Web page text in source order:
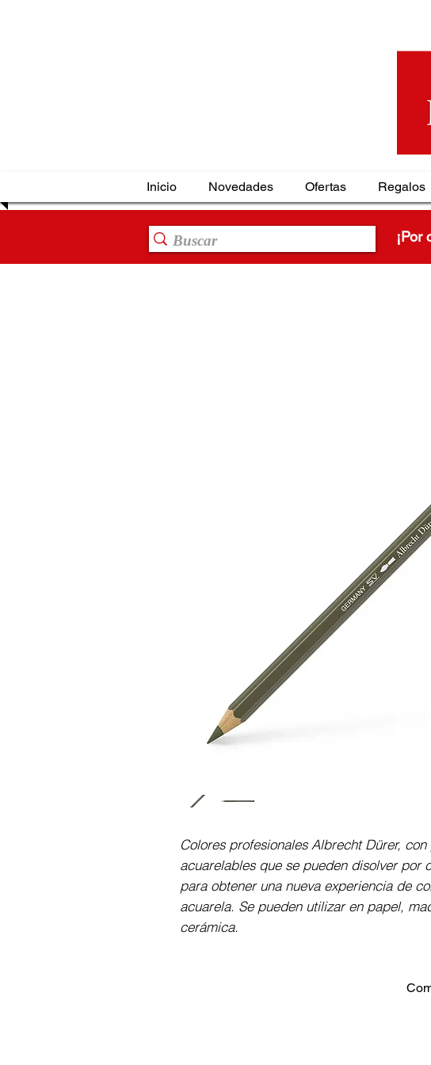
Inicio Novedades Ofertas Regalos
¡Por
Colores profesionales Albrecht Dürer,
acuarelables que se pueden disolver por
para obtener una nueva experiencia de
acuarela. Se pueden utilizar en papel,
cerámica.